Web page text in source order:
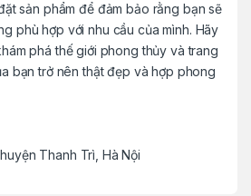
sản phẩm để đảm bảo rằng bạn sẽ
phù hợp với nhu cầu của mình. Hãy
phá thế giới phong thủy và trang
bạn trở nên thật đẹp và hợp phong
Thanh Trì, Hà Nội